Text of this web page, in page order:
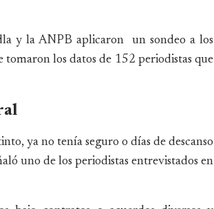
y la ANPB aplicaron un sondeo a los
los datos de 152 periodistas que
ya no tenía seguro o días de descanso
uno de los periodistas entrevistados en